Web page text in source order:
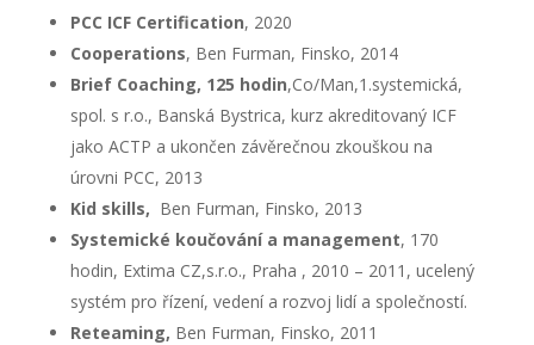
PCC ICF Certification, 2020
Cooperations, Ben Furman, Finsko, 2014
Brief Coaching, 125 hodin,Co/Man,1.systemická,
spol. s r.o., Banská Bystrica, kurz akreditovaný ICF
jako ACTP a ukončen závěrečnou zkouškou na
úrovni PCC, 2013
Kid skills, Ben Furman, Finsko, 2013
Systemické koučování a management, 170
hodin, Extima CZ,s.r.o., Praha , 2010 – 2011, ucelený
systém pro řízení, vedení a rozvoj lidí a společností.
Reteaming, Ben Furman, Finsko, 2011